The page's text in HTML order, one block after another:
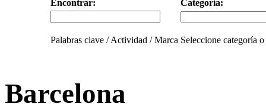
Encontrar: Categoría:
Palabras clave / Actividad / Marca Seleccione categoría
Barcelona